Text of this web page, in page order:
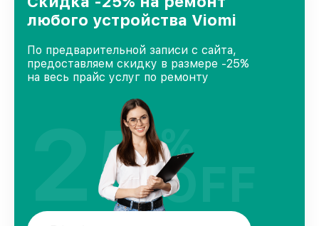
любого устройства Viomi
По предварительной записи с сайта,
предоставляем скидку в размере -25%
на весь прайс услуг по ремонту
25%
OFF